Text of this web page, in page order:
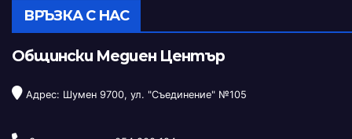
ВРЪЗКА С НАС
Общински Медиен Център
Адрес: Шумен 9700, ул. "Съединение" №105